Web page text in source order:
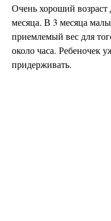
Очень хороший возраст
месяца. В 3 месяца
приемлемый вес для
около часа. Ребеночек
придерживать.